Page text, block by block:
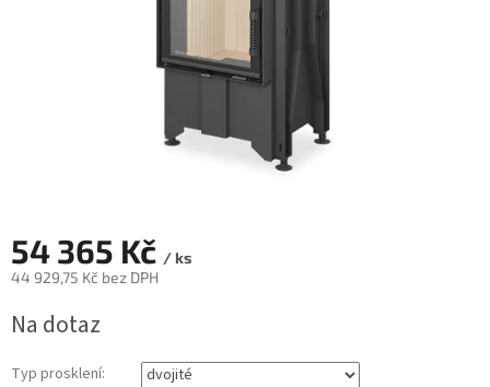
54 365 Kč / ks
44 929,75 Kč bez DPH
cena:
Na dotaz
Typ prosklení: